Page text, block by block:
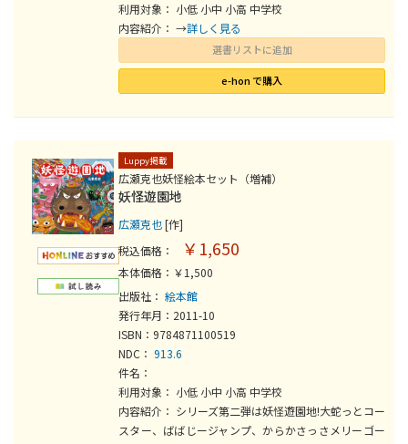
利用対象： 小低 小中 小高 中学校
内容紹介： →詳しく見る
選書リストに追加
e-hon で購入
Luppy掲載
広瀬克也妖怪絵本セット（増補）
妖怪遊園地
広瀬克也[作]
税込価格：
￥1,650
本体価格：￥1,500
出版社： 絵本館
発行年月：2011-10
ISBN：9784871100519
NDC： 913.6
件名：
利用対象： 小低 小中 小高 中学校
内容紹介： シリーズ第二弾は妖怪遊園地!大蛇っとコー
スター、ばばじージャンプ、からかさっさメリーゴー